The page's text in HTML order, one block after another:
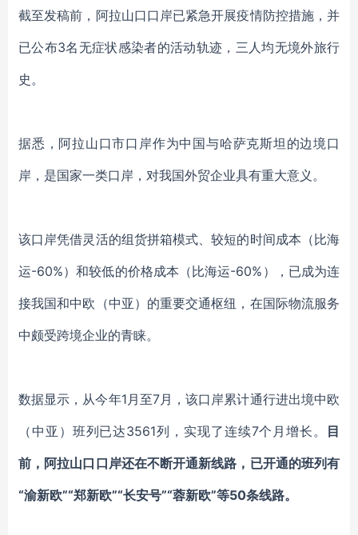
截至发稿前，阿拉山口口岸已紧急开展疫情防控措施，并
已公布3名无症状感染者的活动轨迹，三人均无境外旅行
史。
据悉，阿拉山口市口岸作为中国与哈萨克斯坦的边境口
岸，是国家一类口岸，对我国外贸企业具有重大意义。
该口岸凭借灵活的组货拼箱模式、较短的时间成本（比海
运-60%）和较低的价格成本（比海运-60%），已成为连
接我国和中欧（中亚）的重要交通枢纽，在国际物流服务
中颇受跨境企业的青睐。
数据显示，从今年1月至7月，该口岸累计通行进出境中欧
（中亚）班列已达3561列，实现了连续7个月增长。 目
前，阿拉山口口岸还在不断开通新线路，已开通的班列有
“渝新欧”“郑新欧”“长安号”“蓉新欧”等50条线路。